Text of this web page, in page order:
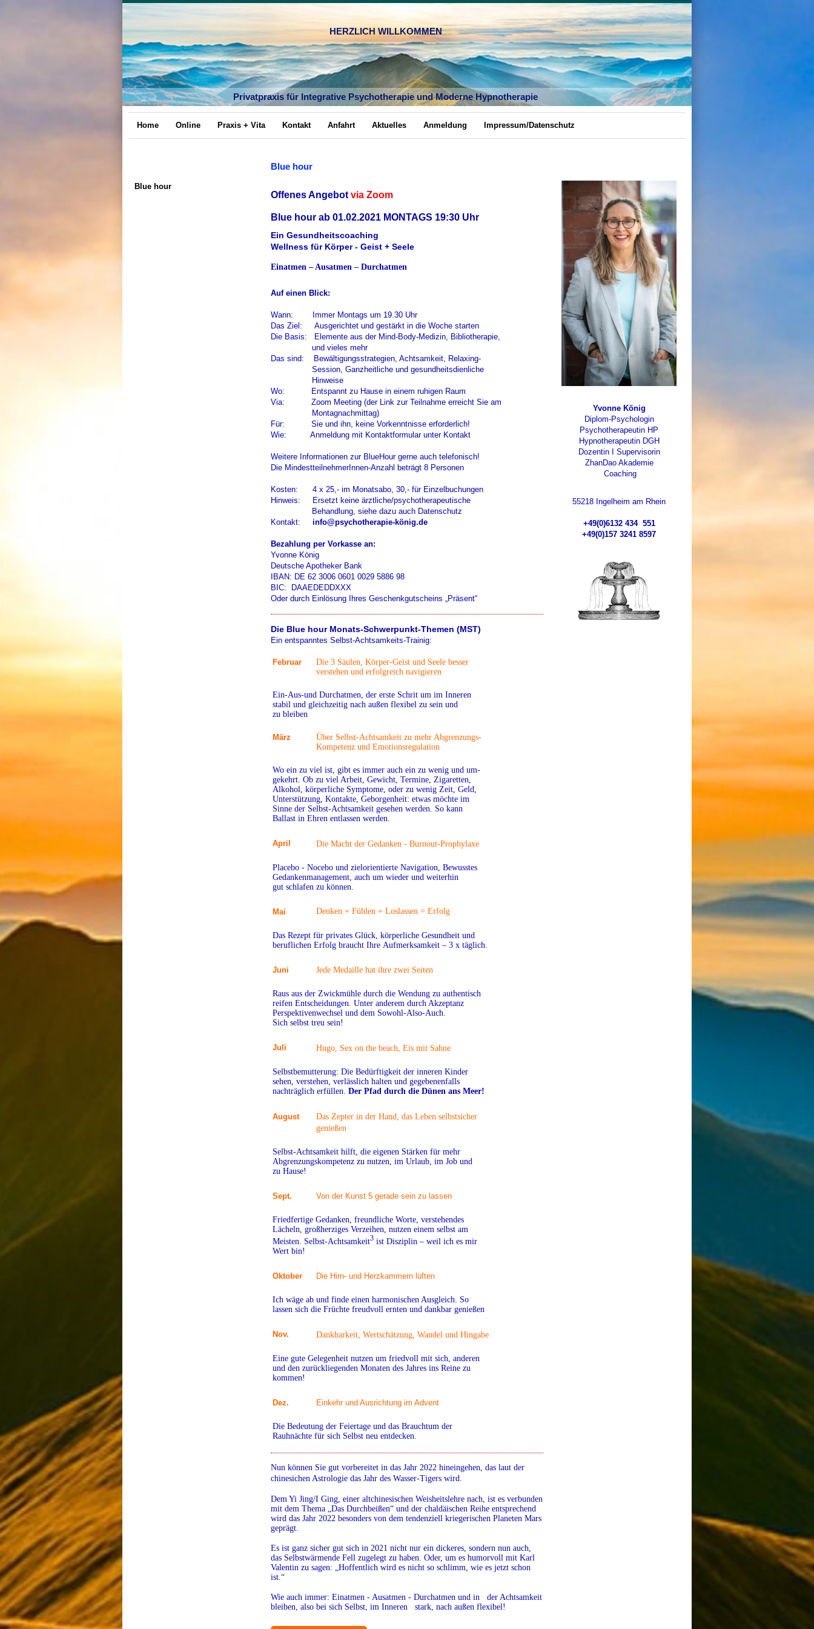
HERZLICH WILLKOMMEN
Privatpraxis für Integrative Psychotherapie und Moderne Hypnotherapie
Home Online Praxis + Vita Kontakt Anfahrt Aktuelles Anmeldung Impressum/Datenschutz
Blue hour
Blue hour
Offenes Angebot via Zoom
Blue hour ab 01.02.2021 MONTAGS 19:30 Uhr
Ein Gesundheitscoaching
Wellness für Körper - Geist + Seele
Einatmen – Ausatmen – Durchatmen
Auf einen Blick:
Wann: Immer Montags um 19.30 Uhr
Das Ziel: Ausgerichtet und gestärkt in die Woche starten
Die Basis: Elemente aus der Mind-Body-Medizin, Bibliotherapie,
und vieles mehr
Das sind: Bewältigungsstrategien, Achtsamkeit, Relaxing-
Session, Ganzheitliche und gesundheitsdienliche
Hinweise
Wo: Entspannt zu Hause in einem ruhigen Raum
Via: Zoom Meeting (der Link zur Teilnahme erreicht Sie am
Montagnachmittag)
Für: Sie und ihn, keine Vorkenntnisse erforderlich!
Wie: Anmeldung mit Kontaktformular unter Kontakt
Weitere Informationen zur BlueHour gerne auch telefonisch!
Die MindestteilnehmerInnen-Anzahl beträgt 8 Personen
Kosten: 4 x 25,- im Monatsabo, 30,- für Einzelbuchungen
Hinweis: Ersetzt keine ärztliche/psychotherapeutische
Behandlung, siehe dazu auch Datenschutz
Kontakt: info@psychotherapie-könig.de
Bezahlung per Vorkasse an:
Yvonne König
Deutsche Apotheker Bank
IBAN: DE 62 3006 0601 0029 5886 98
BIC: DAAEDEDDXXX
Oder durch Einlösung Ihres Geschenkgutscheins „Präsent“
Die Blue hour Monats-Schwerpunkt-Themen (MST)
Ein entspanntes Selbst-Achtsamkeits-Trainig:
Februar
Die 3 Säulen, Körper-Geist und Seele besser
verstehen und erfolgreich navigieren
Ein-Aus-und Durchatmen, der erste Schrit um im Inneren
stabil und gleichzeitig nach außen flexibel zu sein und
zu bleiben
März
Über Selbst-Achtsamkeit zu mehr Abgrenzungs-
Kompetenz und Emotionsregulation
Wo ein zu viel ist, gibt es immer auch ein zu wenig und um-
gekehrt. Ob zu viel Arbeit, Gewicht, Termine, Zigaretten,
Alkohol, körperliche Symptome, oder zu wenig Zeit, Geld,
Unterstützung, Kontakte, Geborgenheit: etwas möchte im
Sinne der Selbst-Achtsamkeit gesehen werden. So kann
Ballast in Ehren entlassen werden.
April Die Macht der Gedanken - Burnout-Prophylaxe
Placebo - Nocebo und zielorientierte Navigation, Bewusstes
Gedankenmanagement, auch um wieder und weiterhin
gut schlafen zu können.
Mai Denken + Fühlen + Loslassen = Erfolg
Das Rezept für privates Glück, körperliche Gesundheit und
beruflichen Erfolg braucht Ihre Aufmerksamkeit – 3 x täglich.
Juni Jede Medaille hat ihre zwei Seiten
Raus aus der Zwickmühle durch die Wendung zu authentisch
reifen Entscheidungen. Unter anderem durch Akzeptanz
Perspektivenwechsel und dem Sowohl-Also-Auch.
Sich selbst treu sein!
Juli Hugo, Sex on the beach, Eis mit Sahne
Selbstbemutterung: Die Bedürftigkeit der inneren Kinder
sehen, verstehen, verlässlich halten und gegebenenfalls
nachträglich erfüllen. Der Pfad durch die Dünen ans Meer!
August
Das Zepter in der Hand, das Leben selbstsicher
genießen
Selbst-Achtsamkeit hilft, die eigenen Stärken für mehr
Abgrenzungskompetenz zu nutzen, im Urlaub, im Job und
zu Hause!
Sept. Von der Kunst 5 gerade sein zu lassen
Friedfertige Gedanken, freundliche Worte, verstehendes
Lächeln, großherziges Verzeihen, nutzen einem selbst am
Meisten. Selbst-Achtsamkeit3 ist Disziplin – weil ich es mir
Wert bin!
Oktober Die Hirn- und Herzkammern lüften
Ich wäge ab und finde einen harmonischen Ausgleich. So
lassen sich die Früchte freudvoll ernten und dankbar genießen
Nov. Dankbarkeit, Wertschätzung, Wandel und Hingabe
Eine gute Gelegenheit nutzen um friedvoll mit sich, anderen
und den zurückliegenden Monaten des Jahres ins Reine zu
kommen!
Dez. Einkehr und Ausrichtung im Advent
Die Bedeutung der Feiertage und das Brauchtum der
Rauhnächte für sich Selbst neu entdecken.
Nun können Sie gut vorbereitet in das Jahr 2022 hineingehen, das laut der
chinesichen Astrologie das Jahr des Wasser-Tigers wird.
Dem Yi Jing/I Ging, einer altchinesischen Weisheitslehre nach, ist es verbunden
mit dem Thema „Das Durchbeißen“ und der chaldäischen Reihe entsprechend
wird das Jahr 2022 besonders von dem tendenziell kriegerischen Planeten Mars
geprägt.
Es ist ganz sicher gut sich in 2021 nicht nur ein dickeres, sondern nun auch,
das Selbstwärmende Fell zugelegt zu haben. Oder, um es humorvoll mit Karl
Valentin zu sagen: „Hoffentlich wird es nicht so schlimm, wie es jetzt schon
ist.“
Wie auch immer: Einatmen - Ausatmen - Durchatmen und in der Achtsamkeit
bleiben, also bei sich Selbst, im Inneren stark, nach außen flexibel!
Yvonne König
Diplom-Psychologin
Psychotherapeutin HP
Hypnotherapeutin DGH
Dozentin I Supervisorin
ZhanDao Akademie
Coaching
55218 Ingelheim am Rhein
+49(0)6132 434 551
+49(0)157 3241 8597